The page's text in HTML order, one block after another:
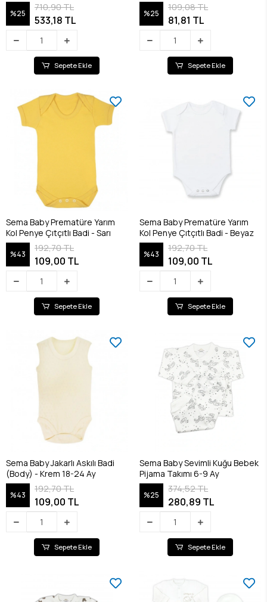
%25
710,90 TL
533,18 TL
Sepete Ekle
%25
109,08 TL
81,81 TL
Sepete Ekle
Sema Baby Prematüre Yarım
Kol Penye Çıtçıtlı Badi - Sarı
%43
192,70 TL
109,00 TL
Sepete Ekle
Sema Baby Prematüre Yarım
Kol Penye Çıtçıtlı Badi - Beyaz
%43
192,70 TL
109,00 TL
Sepete Ekle
Sema Baby Jakarlı Askılı Badi
(Body) - Krem 18-24 Ay
%43
192,70 TL
109,00 TL
Sepete Ekle
Sema Baby Sevimli Kuğu Bebek
Pijama Takımı 6-9 Ay
%25
374,52 TL
280,89 TL
Sepete Ekle